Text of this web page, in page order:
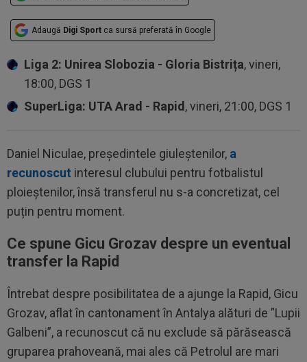
Adaugă Digi Sport ca sursă preferată în Google
Liga 2: Unirea Slobozia - Gloria Bistrița, vineri,
18:00, DGS 1
SuperLiga: UTA Arad - Rapid, vineri, 21:00, DGS 1
Daniel Niculae, președintele giuleștenilor, a
recunoscut interesul clubului pentru fotbalistul
ploieștenilor, însă transferul nu s-a concretizat, cel
puțin pentru moment.
Ce spune Gicu Grozav despre un eventual
transfer la Rapid
Întrebat despre posibilitatea de a ajunge la Rapid, Gicu
Grozav, aflat în cantonament în Antalya alături de ”Lupii
Galbeni”, a recunoscut că nu exclude să părăsească
gruparea prahoveană, mai ales că Petrolul are mari